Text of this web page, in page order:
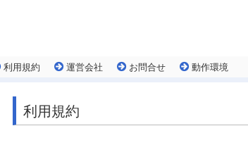
利用規約 運営会社 お問合せ 動作環境
利用規約